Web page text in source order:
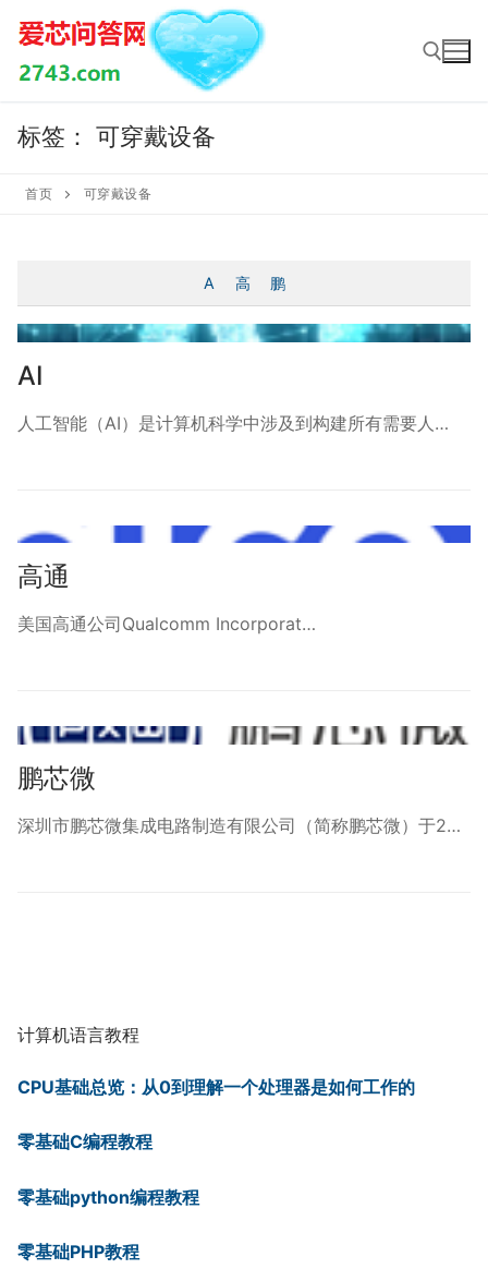
Skip
content
标签： 可穿戴设备
首页 可穿戴设备
A 高 鹏
AI
人工智能（AI）是计算机科学中涉及到构建所有需要人…
高通
美国高通公司Qualcomm Incorporat…
鹏芯微
深圳市鹏芯微集成电路制造有限公司（简称鹏芯微）于2…
计算机语言教程
CPU基础总览：从0到理解一个处理器是如何工作的
零基础C编程教程
零基础python编程教程
零基础PHP教程